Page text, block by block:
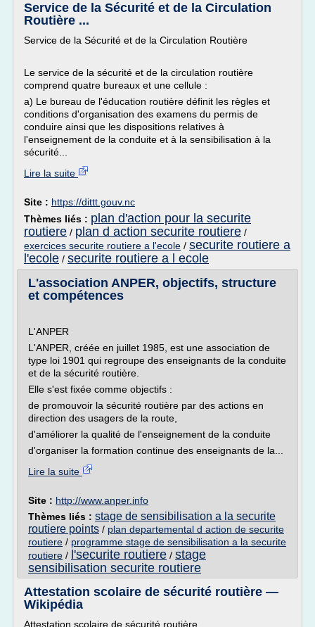
Service de la Sécurité et de la Circulation
Routière ...
Service de la Sécurité et de la Circulation Routière
Le service de la sécurité et de la circulation routière
comprend quatre bureaux et une cellule :
a) Le bureau de l'éducation routière définit les règles et
conditions d'organisation des examens du permis de
conduire ainsi que les dispositions relatives à
l'enseignement de la conduite et à la sensibilisation à la
sécurité...
Lire la suite
Site : https://dittt.gouv.nc
Thèmes liés : plan d'action pour la securite
routiere / plan d action securite routiere /
exercices securite routiere a l'ecole / securite routiere a
l'ecole / securite routiere a l ecole
L'association ANPER, objectifs, structure
et compétences
L'ANPER
L'ANPER, créée en juillet 1985, est une association de
type loi 1901 qui regroupe des enseignants de la conduite
et de la sécurité routière.
Elle s'est fixée comme objectifs :
de promouvoir la sécurité routière par des actions en
direction des usagers de la route,
d'améliorer la qualité de l'enseignement de la conduite
d'organiser la formation continue des enseignants de la...
Lire la suite
Site : http://www.anper.info
Thèmes liés : stage de sensibilisation a la securite
routiere points / plan departemental d action de securite
routiere / programme stage de sensibilisation a la securite
routiere / l'securite routiere / stage
sensibilisation securite routiere
Attestation scolaire de sécurité routière —
Wikipédia
Attestation scolaire de sécurité routière